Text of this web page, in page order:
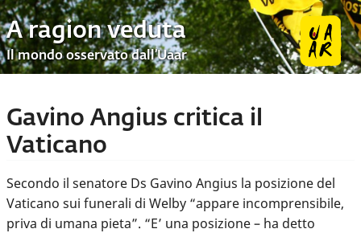
A ragion veduta
Il mondo osservato dall’Uaar
Gavino Angius critica il
Vaticano
Secondo il senatore Ds Gavino Angius la posizione del
Vaticano sui funerali di Welby “appare incomprensibile,
priva di umana pieta”. “E’ una posizione – ha detto